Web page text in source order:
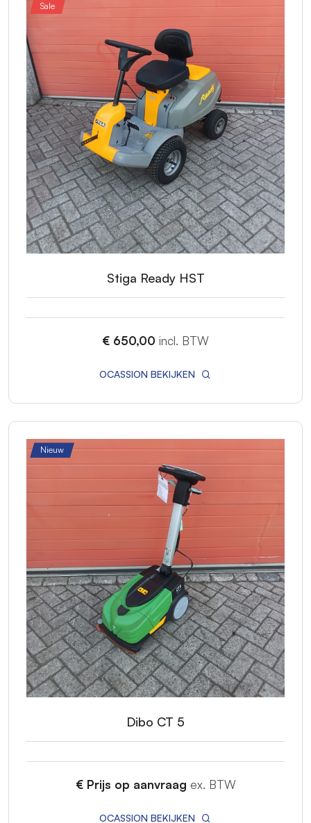
Sale
Stiga Ready HST
€ 650,00 incl. BTW
OCASSION BEKIJKEN
Nieuw
Dibo CT 5
€ Prijs op aanvraag ex. BTW
OCASSION BEKIJKEN